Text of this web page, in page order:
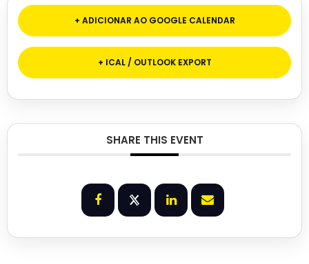
+ ADICIONAR AO GOOGLE CALENDAR
+ ICAL / OUTLOOK EXPORT
SHARE THIS EVENT